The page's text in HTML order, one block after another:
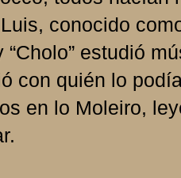
conocido
“Cholo” estudió
con quién lo
en lo Moleiro,